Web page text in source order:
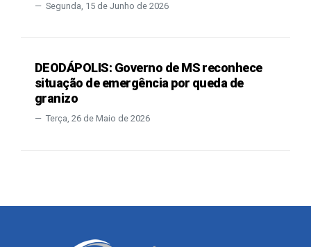
Segunda, 15 de Junho de 2026
DEODÁPOLIS: Governo de MS reconhece
situação de emergência por queda de
granizo
Terça, 26 de Maio de 2026